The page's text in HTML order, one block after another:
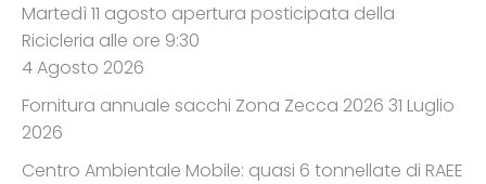
Martedì 11 agosto apertura posticipata della
Ricicleria alle ore 9:30
4 Agosto 2026
Fornitura annuale sacchi Zona Zecca 2026 31 Luglio
2026
Centro Ambientale Mobile: quasi 6 tonnellate di RAEE